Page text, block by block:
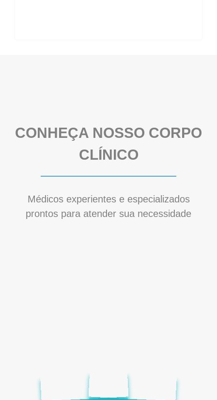
CONHEÇA NOSSO CORPO
CLÍNICO
Médicos experientes e especializados
prontos para atender sua necessidade